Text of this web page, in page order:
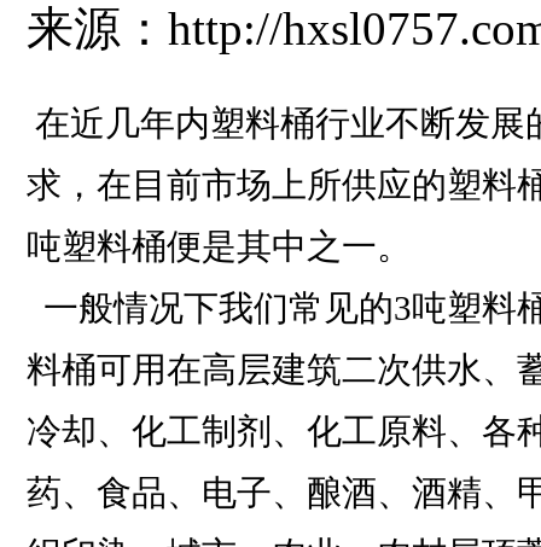
来源：http://
在近几年内塑料桶行业不断发
求，在目前市场上所供应的塑料
吨塑料桶便是其中之一。
一般情况下我们常见的3吨塑料
料桶可用在高层建筑二次供水、
冷却、化工制剂、化工原料、各
药、食品、电子、酿酒、酒精、